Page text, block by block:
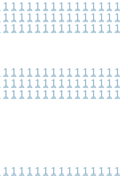
1 1 1 1 1 1 1 1 1 1 1 1 1 1 1
1 1 1 1 1 1 1 1 1 1 1 1 1 1 1
1 1 1 1 1 1 1 1 1 1 1 1 1 1 1
1 1 1 1 1 1 1 1 1 1 1 1 1 1 1
1 1 1 1 1 1 1 1 1 1 1 1 1 1 1
1 1 1 1 1 1 1 1 1 1 1 1 1 1 1
1 1 1 1 1 1 1 1 1 1 1 1 1 1 1